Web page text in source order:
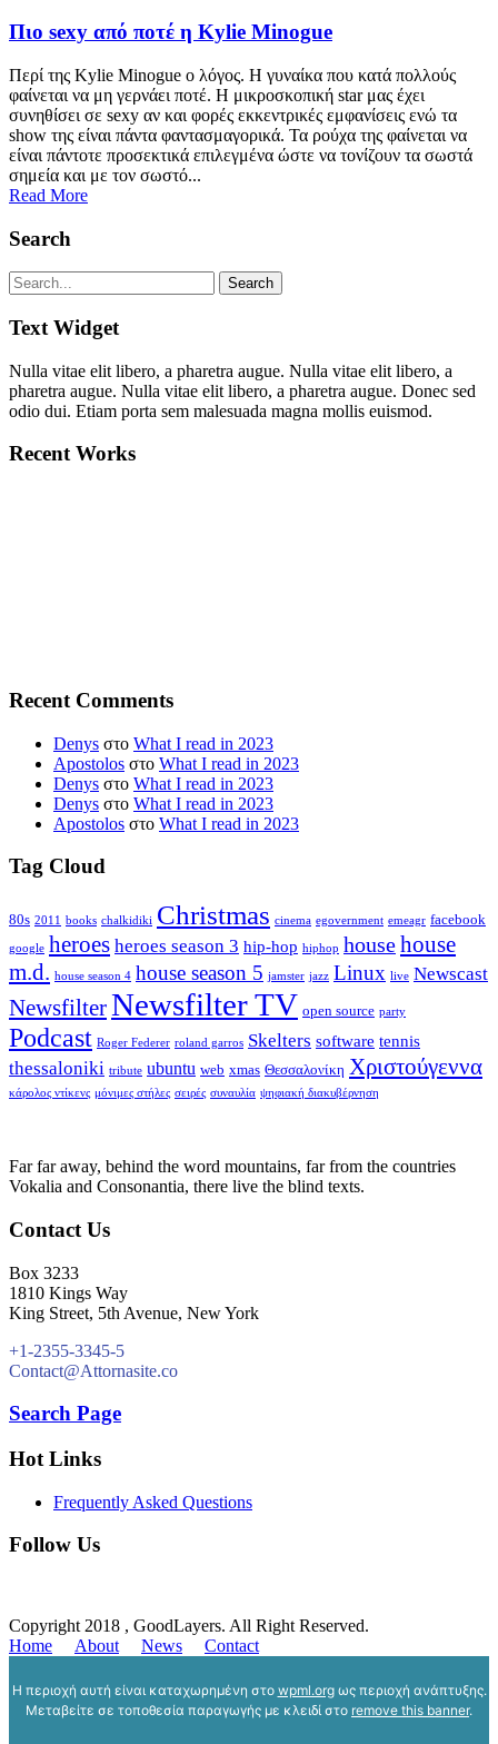
Πιο sexy από ποτέ η Kylie Minogue
Περί της Kylie Minogue ο λόγος. Η γυναίκα που κατά πολλούς
φαίνεται να μη γερνάει ποτέ. Η μικροσκοπική star μας έχει
συνηθίσει σε sexy αν και φορές εκκεντρικές εμφανίσεις ενώ τα
show της είναι πάντα φαντασμαγορικά. Τα ρούχα της φαίνεται να
είναι πάντοτε προσεκτικά επιλεγμένα ώστε να τονίζουν τα σωστά
σημεία και με τον σωστό...
Read More
Search
Text Widget
Nulla vitae elit libero, a pharetra augue. Nulla vitae elit libero, a
pharetra augue. Nulla vitae elit libero, a pharetra augue. Donec sed
odio dui. Etiam porta sem malesuada magna mollis euismod.
Recent Works
Recent Comments
Denys στο What I read in 2023
Apostolos στο What I read in 2023
Denys στο What I read in 2023
Denys στο What I read in 2023
Apostolos στο What I read in 2023
Tag Cloud
80s 2011 books chalkidiki Christmas cinema egovernment emeagr facebook
google heroes heroes season 3 hip-hop hiphop househouse
m.d. house season 4 house season 5 jamster jazz Linux live Newscast
NewsfilterNewsfilter TV open source party
Podcast Roger Federer roland garros Skelters software tennis
thessaloniki tribute ubuntu web xmas Θεσσαλονίκη Χριστούγεννα
κάρολος ντίκενς μόνιμες στήλες σειρές συναυλία ψηφιακή διακυβέρνηση
Far far away, behind the word mountains, far from the countries
Vokalia and Consonantia, there live the blind texts.
Contact Us
Box 3233
1810 Kings Way
King Street, 5th Avenue, New York
+1-2355-3345-5
Contact@Attornasite.co
Search Page
Hot Links
Frequently Asked Questions
Follow Us
Copyright 2018 , GoodLayers. All Right Reserved.
Home
About News Contact
Η περιοχή αυτή είναι καταχωρημένη στο wpml.orgως περιοχή ανάπτυξης.
Μεταβείτε σε τοποθεσία παραγωγής με κλειδί στο remove this banner.